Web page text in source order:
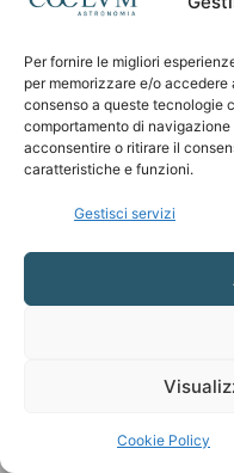
Per fornire le migliori
per memorizzare e/o
consenso a queste tecnologie
comportamento di
acconsentire o ritirare il
caratteristiche e funzioni.
Gestisci servizi
Cookie Policy